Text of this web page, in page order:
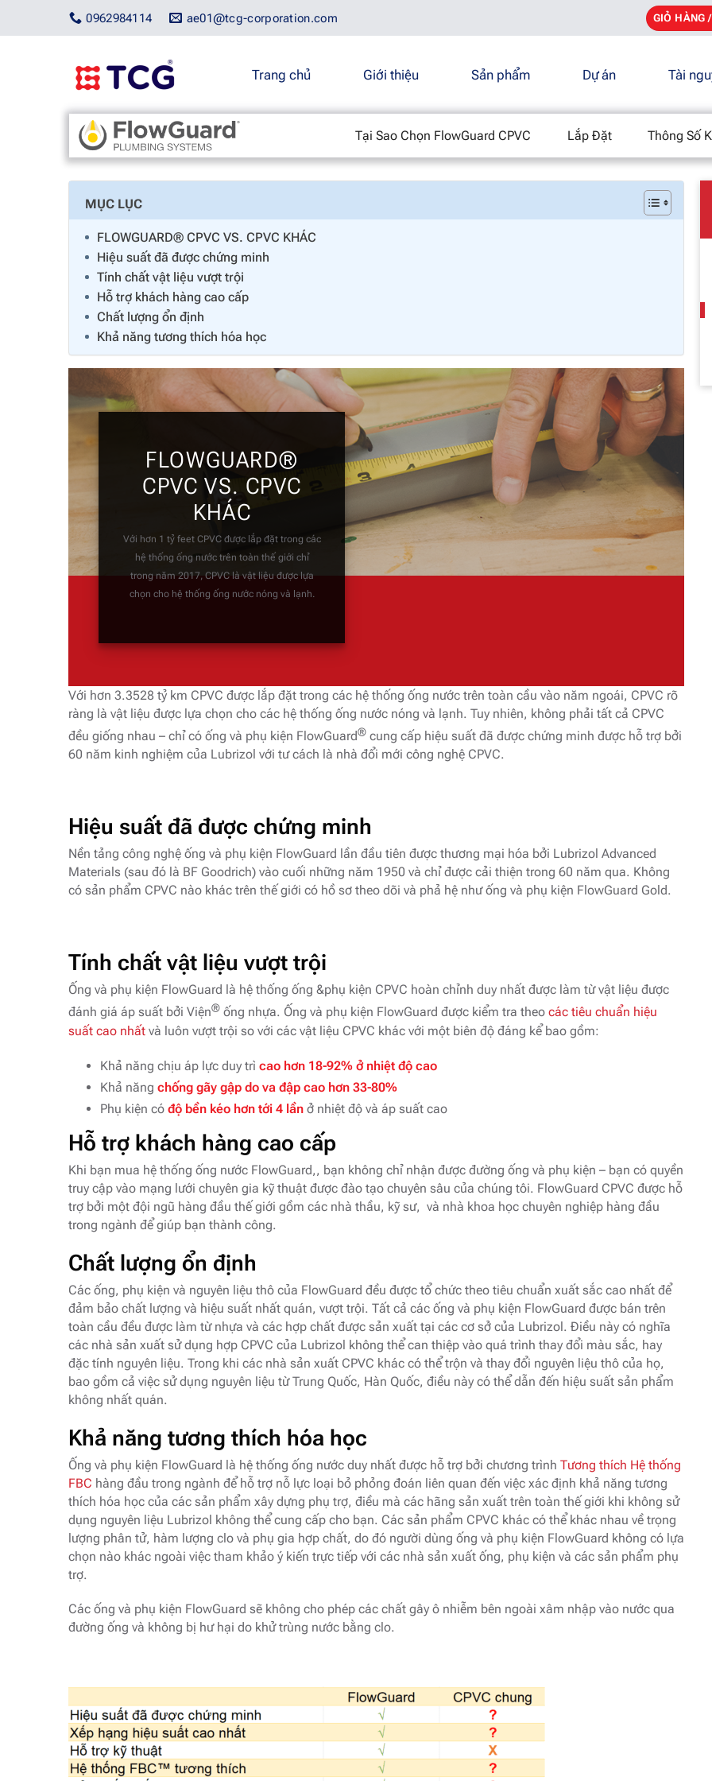
ae01@tcg-corporation.com
0962984114 GIỎ HÀNG /
Trang chủ Giới thiệu Sản phẩm Dự án Tài
Tại Sao Chọn FlowGuard CPVC Lắp Đặt Thông Số
Trang chủ/ Flowguard Brand/FlowGuard CPVC so với các vật liệu có sẵn/FlowGuard CPVC so với CPVC thông thường
MỤC LỤC
FLOWGUARD® CPVC VS. CPVC KHÁC
Hiệu suất đã được chứng minh
Tính chất vật liệu vượt trội
Hỗ trợ khách hàng cao cấp
Chất lượng ổn định
Khả năng tương thích hóa học
FLOWGUARD®
CPVC VS. CPVC
KHÁC
Với hơn 1 tỷ feet CPVC được lắp đặt trong các
hệ thống ống nước trên toàn thế giới chỉ
trong năm 2017, CPVC là vật liệu được lựa
chọn cho hệ thống ống nước nóng và lạnh.
Với hơn 3.3528 tỷ km CPVC được lắp đặt trong các hệ thống ống nước trên toàn cầu vào năm ngoái, CPVC rõ
ràng là vật liệu được lựa chọn cho các hệ thống ống nước nóng và lạnh. Tuy nhiên, không phải tất cả CPVC
đều giống nhau – chỉ có ống và phụ kiện FlowGuard®cung cấp hiệu suất đã được chứng minh được hỗ trợ bởi
60 năm kinh nghiệm của Lubrizol với tư cách là nhà đổi mới công nghệ CPVC.
Hiệu suất đã được chứng minh
Nền tảng công nghệ ống và phụ kiện FlowGuard lần đầu tiên được thương mại hóa bởi Lubrizol Advanced
Materials (sau đó là BF Goodrich) vào cuối những năm 1950 và chỉ được cải thiện trong 60 năm qua. Không
có sản phẩm CPVC nào khác trên thế giới có hồ sơ theo dõi và phả hệ như ống và phụ kiện FlowGuard Gold.
Tính chất vật liệu vượt trội
Ống và phụ kiện FlowGuard là hệ thống ống &phụ kiện CPVC hoàn chỉnh duy nhất được làm từ vật liệu được
đánh giá áp suất bởi Viện®ống nhựa. Ống và phụ kiện FlowGuard được kiểm tra theo các tiêu chuẩn hiệu
suất cao nhấtvà luôn vượt trội so với các vật liệu CPVC khác với một biên độ đáng kể bao gồm:
Khả năng chịu áp lực duy trìcao hơn 18-92% ở nhiệt độ cao
Khả năngchống gãy gập do va đập cao hơn 33-80%
Phụ kiện cóđộ bền kéo hơn tới 4 lần ở nhiệt độ và áp suất cao
Hỗ trợ khách hàng cao cấp
Khi bạn mua hệ thống ống nước FlowGuard,, bạn không chỉ nhận được đường ống và phụ kiện – bạn có quyền
truy cập vào mạng lưới chuyên gia kỹ thuật được đào tạo chuyên sâu của chúng tôi. FlowGuard CPVC được hỗ
trợ bởi một đội ngũ hàng đầu thế giới gồm các nhà thầu, kỹ sư, và nhà khoa học chuyên nghiệp hàng đầu
trong ngành để giúp bạn thành công.
Chất lượng ổn định
Các ống, phụ kiện và nguyên liệu thô của FlowGuard đều được tổ chức theo tiêu chuẩn xuất sắc cao nhất để
đảm bảo chất lượng và hiệu suất nhất quán, vượt trội. Tất cả các ống và phụ kiện FlowGuard được bán trên
toàn cầu đều được làm từ nhựa và các hợp chất được sản xuất tại các cơ sở của Lubrizol. Điều này có nghĩa
các nhà sản xuất sử dụng hợp CPVC của Lubrizol không thể can thiệp vào quá trình thay đổi màu sắc, hay
đặc tính nguyên liệu. Trong khi các nhà sản xuất CPVC khác có thể trộn và thay đổi nguyên liệu thô của họ,
bao gồm cả việc sử dụng nguyên liệu từ Trung Quốc, Hàn Quốc, điều này có thể dẫn đến hiệu suất sản phẩm
không nhất quán.
Khả năng tương thích hóa học
Ống và phụ kiện FlowGuard là hệ thống ống nước duy nhất được hỗ trợ bởi chương trình Tương thích Hệ thống
FBC hàng đầu trong ngành để hỗ trợ nỗ lực loại bỏ phỏng đoán liên quan đến việc xác định khả năng tương
thích hóa học của các sản phẩm xây dựng phụ trợ, điều mà các hãng sản xuất trên toàn thế giới khi không sử
dụng nguyên liệu Lubrizol không thể cung cấp cho bạn. Các sản phẩm CPVC khác có thể khác nhau về trọng
lượng phân tử, hàm lượng clo và phụ gia hợp chất, do đó người dùng ống và phụ kiện FlowGuard không có lựa
chọn nào khác ngoài việc tham khảo ý kiến trực tiếp với các nhà sản xuất ống, phụ kiện và các sản phẩm phụ
trợ.
Các ống và phụ kiện FlowGuard sẽ không cho phép các chất gây ô nhiễm bên ngoài xâm nhập vào nước qua
đường ống và không bị hư hại do khử trùng nước bằng clo.